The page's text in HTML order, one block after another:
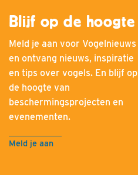
Blijf op de hoogte
Meld je aan voor Vogelnieuws
en ontvang nieuws, inspiratie
en tips over vogels. En blijf op
de hoogte van
beschermingsprojecten en
evenementen.
Meld je aan